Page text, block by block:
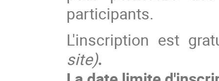
participants.
L'inscription est
site).